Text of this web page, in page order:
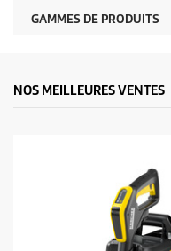
GAMMES DE PRODUITS
NOS MEILLEURES VENTES